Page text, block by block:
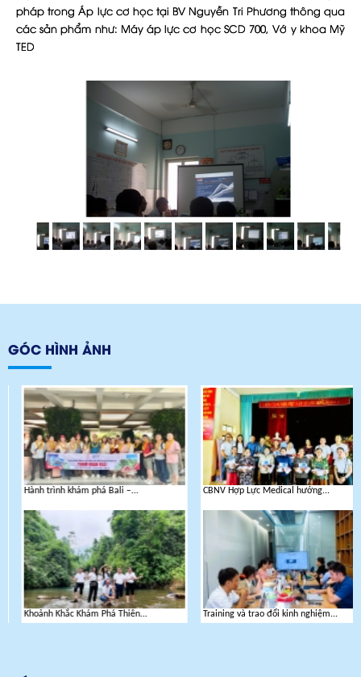
pháp trong Áp lực cơ học tại BV Nguyễn Tri Phương thông qua
các sản phẩm như: Máy áp lực cơ học SCD 700, Vớ y khoa Mỹ
TED
GÓC HÌNH ẢNH
Hành trình khám phá Bali –...
Khoảnh Khắc Khám Phá Thiên...
CBNV Hợp Lực Medical hướng...
Training và trao đổi kinh nghiệm...